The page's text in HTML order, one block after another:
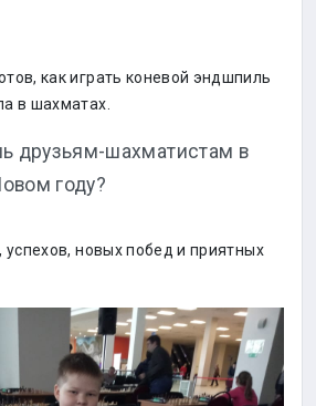
как играть коневой эндшпиль
в шахматах.
друзьям-шахматистам в
году?
успехов, новых побед и приятных